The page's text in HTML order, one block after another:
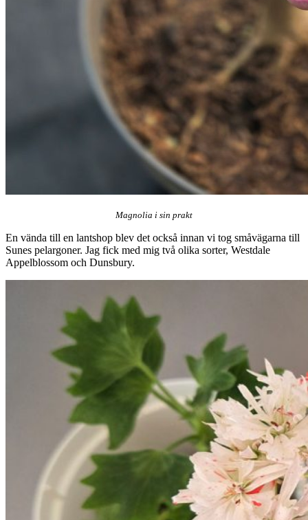
Magnolia i sin prakt
En vända till en lantshop blev det också innan vi tog småvägarna till
Sunes pelargoner. Jag fick med mig två olika sorter, Westdale
Appelblossom och Dunsbury.